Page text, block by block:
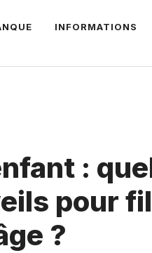
INFORMATIONS
:
pour
?